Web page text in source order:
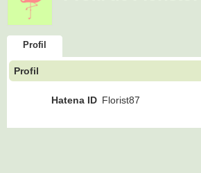
Profil
Profil
Hatena ID Florist87